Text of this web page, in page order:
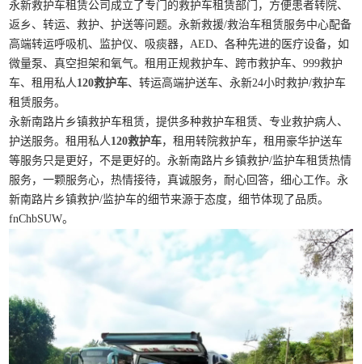
永新救护车租赁公司成立了专门的救护车租赁部门，方便患者转院、
返乡、转运、救护、护送等问题。永新救援/救治车租赁服务中心配备
高端转运呼吸机、监护仪、吸痰器，AED、各种先进的医疗设备，如
微量泵、真空担架和氧气。租用正规救护车、跨市救护车、999救护
车、租用私人120救护车、转运高端护送车、永新24小时救护/救护车
租赁服务。
永新南路片乡镇救护车租赁，提供多种救护车租赁、专业救护病人、
护送服务。租用私人120救护车，租用转院救护车，租用豪华护送车
等服务只是更好，不是更好的。永新南路片乡镇救护/监护车租赁热情
服务，一颗服务心，热情接待，真诚服务，耐心回答，细心工作。永
新南路片乡镇救护/监护车的细节来源于态度，细节体现了品质。
fnChbSUW。